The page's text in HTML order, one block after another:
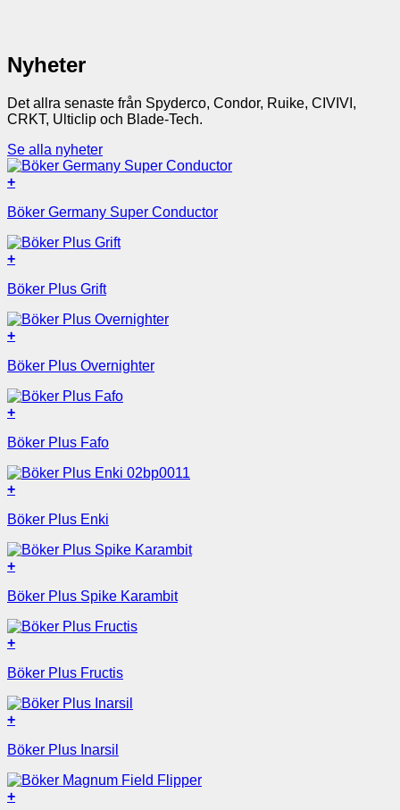
Nyheter
Det allra senaste från Spyderco, Condor, Ruike, CIVIVI,
CRKT, Ulticlip och Blade-Tech.
Se alla nyheter
+
Böker Germany Super Conductor
+
Böker Plus Grift
+
Böker Plus Overnighter
+
Böker Plus Fafo
+
Böker Plus Enki
+
Böker Plus Spike Karambit
+
Böker Plus Fructis
+
Böker Plus Inarsil
+